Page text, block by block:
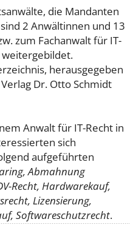
die Mandanten
2 Anwältinnen und 13
zum Fachanwalt für IT-
weitergebildet.
herausgegeben
Dr. Otto Schmidt
Anwalt für IT-Recht in
sich
aufgeführten
Abmahnung
Recht, Hardwarekauf,
Lizensierung,
Softwareschutzrecht.